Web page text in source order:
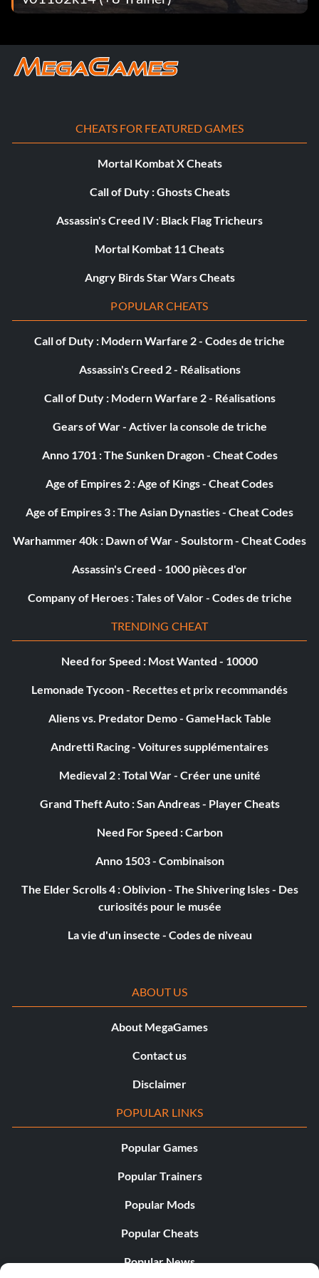
Friend of the Woodland Realm (Bronze)
Objectif : Libérer l'elfe de ses ravisseurs dans le marais de
Mirkwood.
Objectif : Aider à libérer le grand aigle Beleram.
Friend to the Ring-bearer (Bronze)
Objectif : Parler avec Frodon à Fondcombe.
Giant-slayer (Bronze)
Objectif : Tuer Bargrisar, le géant de pierre.
In the Dragon's Den (Bronze)
Tharzog's Bane (Bronze)
Objectif : Vaincre le lieutenant d'Agandaűr, Tharzog.
Tracker (Bronze)
Objectif : découvrir ce qu'il est advenu des Rangers
Trusted with the Secret (Bronze)
Objectif : Apprendre l'existence de l'anneau de pouvoir et
Wulfrun's Bane (Bronze)
Objectif : Vaincre le sorcier Wulfrun.
Mountain-breaker (Silver)
Objectif : Aider à détruire la citadelle du mont Gundabad.
Objectif : Aider à surmonter le siège de Nordinbad.
Objectif : Tuer Saenathra.
CHEATS FOR FEATURED GAMES
Mortal Kombat X Cheats
Call of Duty : Ghosts Cheats
Assassin's Creed IV : Black Flag Tricheurs
Mortal Kombat 11 Cheats
Angry Birds Star Wars Cheats
POPULAR CHEATS
Call of Duty : Modern Warfare 2 - Codes de triche
Assassin's Creed 2 - Réalisations
Call of Duty : Modern Warfare 2 - Réalisations
Gears of War - Activer la console de triche
Anno 1701 : The Sunken Dragon - Cheat Codes
Age of Empires 2 : Age of Kings - Cheat Codes
Age of Empires 3 : The Asian Dynasties - Cheat Codes
Warhammer 40k : Dawn of War - Soulstorm - Cheat Codes
Assassin's Creed - 1000 pièces d'or
Company of Heroes : Tales of Valor - Codes de triche
TRENDING CHEAT
Need for Speed : Most Wanted - 10000
Lemonade Tycoon - Recettes et prix recommandés
Aliens vs. Predator Demo - GameHack Table
Andretti Racing - Voitures supplémentaires
Medieval 2 : Total War - Créer une unité
Grand Theft Auto : San Andreas - Player Cheats
Need For Speed : Carbon
Anno 1503 - Combinaison
The Elder Scrolls 4 : Oblivion - The Shivering Isles - Des
curiosités pour le musée
La vie d'un insecte - Codes de niveau
ABOUT US
About MegaGames
Contact us
Disclaimer
POPULAR LINKS
Popular Games
Popular Trainers
Popular Mods
Popular Cheats
Popular News